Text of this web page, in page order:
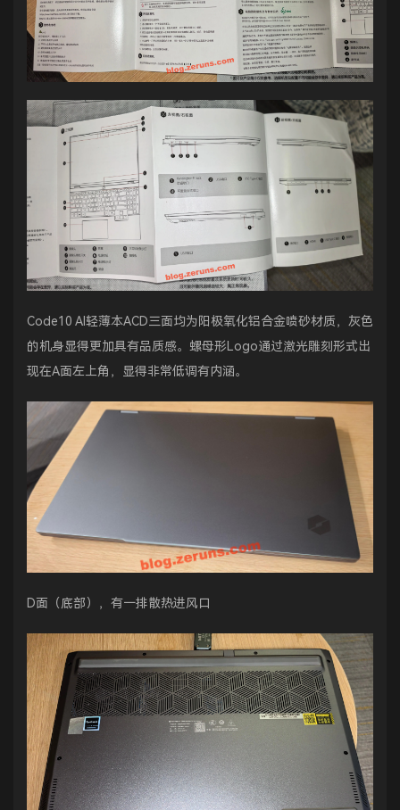
Code10 AI轻薄本ACD三面均为阳极氧化铝合金喷砂材质，灰色
的机身显得更加具有品质感。螺母形Logo通过激光雕刻形式出
现在A面左上角，显得非常低调有内涵。
D面（底部），有一排散热进风口